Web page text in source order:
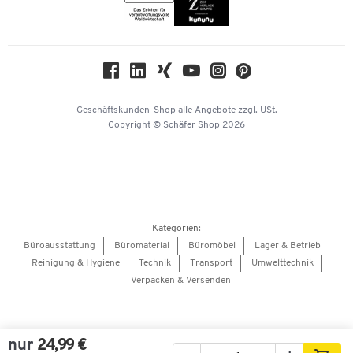
nur 24,99 €
KinderHerz Zukunftsfonds
Barrierefreiheitserklärung
Onlinebewerbung Lieferant
Geschäftskunden-Shop alle Angebote zzgl. USt.
Copyright © Schäfer Shop 2026
Kategorien:
Büroausstattung
Büromaterial Büromöbel
Lager & Betrieb
Reinigung & Hygiene
Technik Transport
Umwelttechnik
Verpacken & Versenden